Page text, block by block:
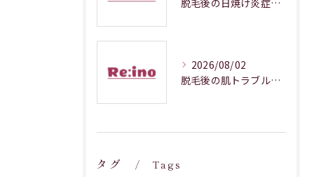
脱毛後の日焼け炎症対処法徹底解説
2026/08/02
脱毛後の肌トラブルを防ぐ正しいケア
タグ Tags